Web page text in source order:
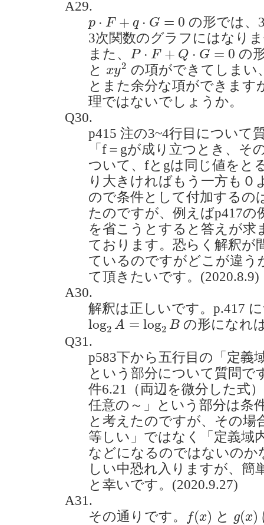
A29.
p ⋅ F + q ⋅ G = 0
p + ⋅ G= 0
の形では、
3次関数のグラフにはなり
また、 P ⋅ F + Q ⋅ G = 0
P⋅ F +Q ⋅ G= 0
の
と xy2
xy2 の項ができてしまい
とまた余分な項ができます
理ではないでしょうか。
Q30.
p415 注の3~4行目について
「f＝gが成り立つとき、そ
ついて、fとgは同じ値をと
り大きければもう一方も０
ので条件として付加するの
たのですが、例えばp417の
を省こうとすると答えが求
ております。恐らく解釈が
ているのですがどこが違う
て頂きたいです。(2020.8.9)
A30.
解釈は正しいです。p.417
log2 A = log2 B
log2A=log2 B
の形になれ
Q31.
p583下から五行目の「定義
という部分について質問で
件6.21（両辺を微分した式
任意の～」という部分は条
と考えたのですが、その場
等しい」ではなく「定義域
などになるのではないのか
しい中恐れ入りますが、簡
と幸いです。(2020.9.27)
A31.
その通りです。
f(x)
f(x と g(x)
( )